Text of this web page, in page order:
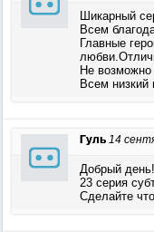
Шикарный
Всем
Главные
Не возможно
Всем
Гуль 14
Добрый день!
23 серия
Сделайте